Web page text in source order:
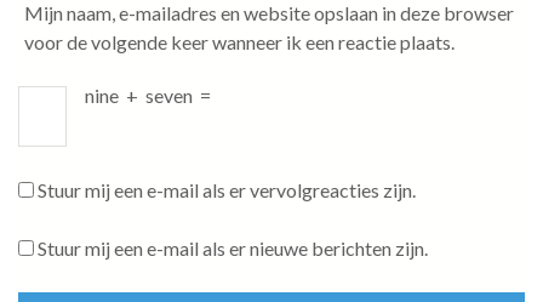
Mijn naam, e-mailadres en website opslaan in deze browser
voor de volgende keer wanneer ik een reactie plaats.
nine + seven =
Stuur mij een e-mail als er vervolgreacties zijn.
Stuur mij een e-mail als er nieuwe berichten zijn.